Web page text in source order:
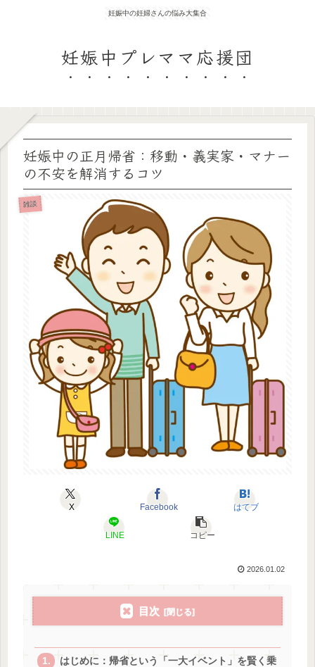
妊娠中の妊婦さんの悩み大集合
妊娠中プレママ応援団
妊娠中の正月帰省：移動・義実家・マナー
の不安を解消するコツ
雑談
X Facebook はてブ
LINE コピー
2026.01.02
目次
はじめに：帰省という「一大イベント」を賢く乗